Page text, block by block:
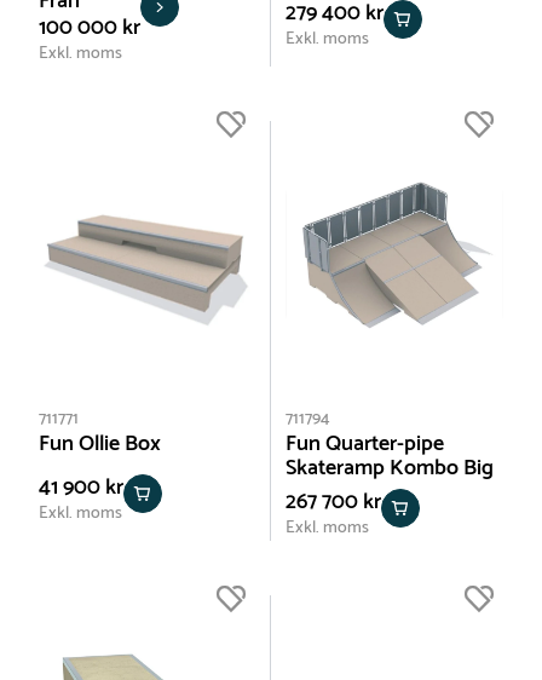
100 000 kr
Exkl. moms
279 400 kr
Exkl. moms
711771
Fun Ollie Box
41 900 kr
Exkl. moms
711794
Fun Quarter-pipe
Skateramp Kombo Big
267 700 kr
Exkl. moms